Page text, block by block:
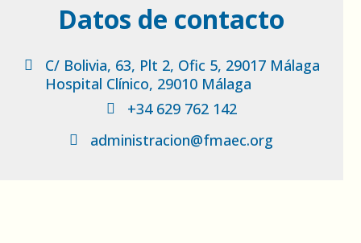
Datos de contacto

C/ Bolivia, 63, Plt 2, Ofic 5, 29017 Málaga
Hospital Clínico, 29010 Málaga
 +34 629 762 142
 administracion@fmaec.org